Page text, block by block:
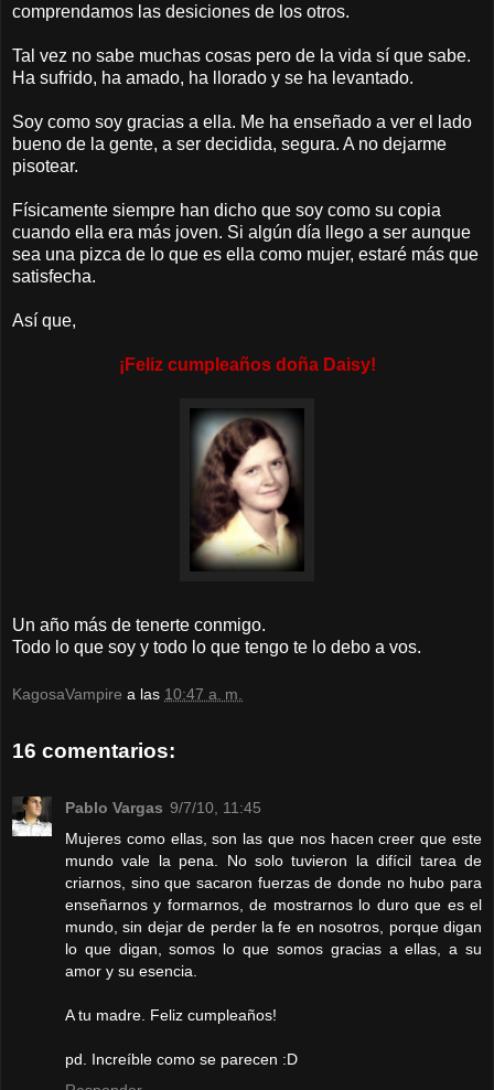
comprendamos las desiciones de los otros.
Tal vez no sabe muchas cosas pero de la vida sí que sabe.
Ha sufrido, ha amado, ha llorado y se ha levantado.
Soy como soy gracias a ella. Me ha enseñado a ver el lado
bueno de la gente, a ser decidida, segura. A no dejarme
pisotear.
Físicamente siempre han dicho que soy como su copia
cuando ella era más joven. Si algún día llego a ser aunque
sea una pizca de lo que es ella como mujer, estaré más que
satisfecha.
Así que,
¡Feliz cumpleaños doña Daisy!
Un año más de tenerte conmigo.
Todo lo que soy y todo lo que tengo te lo debo a vos.
KagosaVampire a las 10:47 a. m.
16 comentarios:
Pablo Vargas 9/7/10, 11:45
Mujeres como ellas, son las que nos hacen creer que este
mundo vale la pena. No solo tuvieron la difícil tarea de
criarnos, sino que sacaron fuerzas de donde no hubo para
enseñarnos y formarnos, de mostrarnos lo duro que es el
mundo, sin dejar de perder la fe en nosotros, porque digan
lo que digan, somos lo que somos gracias a ellas, a su
amor y su esencia.
A tu madre. Feliz cumpleaños!
pd. Increíble como se parecen :D